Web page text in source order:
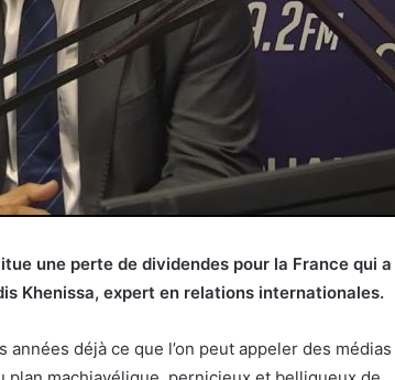
une perte de dividendes pour la France qui a
Khenissa, expert en relations internationales.
déjà ce que l’on peut appeler des médias